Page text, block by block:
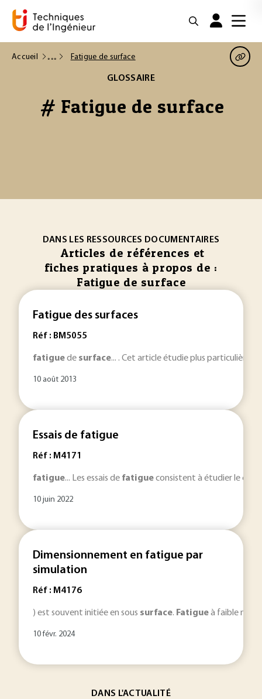
Accueil Fatigue de surface
GLOSSAIRE
# Fatigue de surface
DANS LES RESSOURCES DOCUMENTAIRES
Articles de références et
fiches pratiques à propos de :
Fatigue de surface
Fatigue des surfaces
Réf : BM5055
fatiguede surface... . Cet article étudie plus
10 août 2013
Essais de fatigue
Réf : M4171
fatigue... Les essais de fatigueconsistent à étudier le
10 juin 2022
Dimensionnement en fatigue par
simulation
Réf : M4176
) est souvent initiée en sous surface. Fatigueà faible
10 févr. 2024
DANS L'ACTUALITÉ